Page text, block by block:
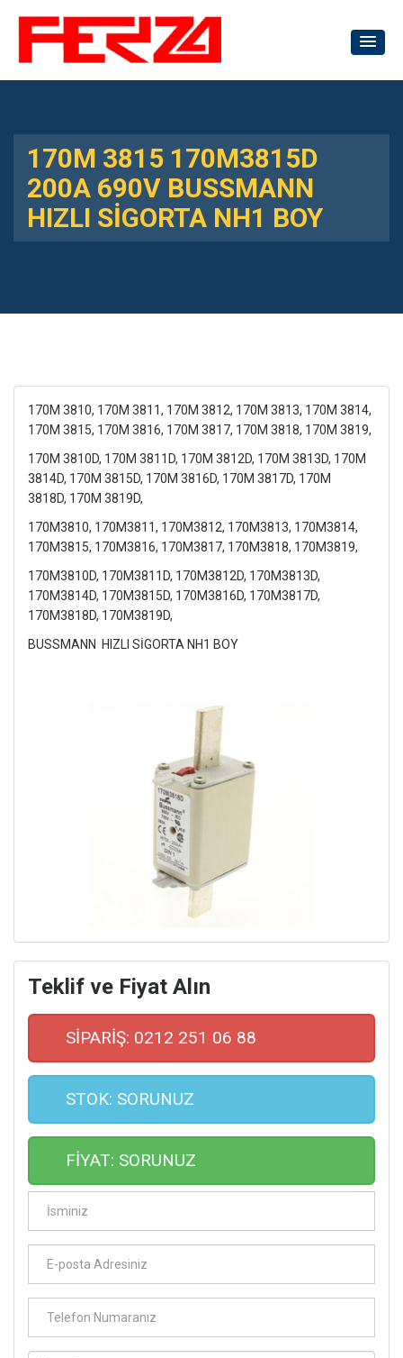
170M 3815 170M3815D
200A 690V BUSSMANN
HIZLI SİGORTA NH1 BOY
170M 3810, 170M 3811, 170M 3812, 170M 3813, 170M 3814,
170M 3815, 170M 3816, 170M 3817, 170M 3818, 170M 3819,
170M 3810D, 170M 3811D, 170M 3812D, 170M 3813D, 170M
3814D, 170M 3815D, 170M 3816D, 170M 3817D, 170M
3818D, 170M 3819D,
170M3810, 170M3811, 170M3812, 170M3813, 170M3814,
170M3815, 170M3816, 170M3817, 170M3818, 170M3819,
170M3810D, 170M3811D, 170M3812D, 170M3813D,
170M3814D, 170M3815D, 170M3816D, 170M3817D,
170M3818D, 170M3819D,
BUSSMANN HIZLI SİGORTA NH1 BOY
Teklif ve Fiyat Alın
SİPARİŞ: 0212 251 06 88
STOK: SORUNUZ
FİYAT: SORUNUZ